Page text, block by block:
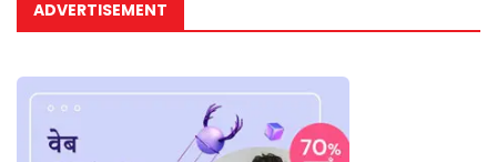
ADVERTISEMENT